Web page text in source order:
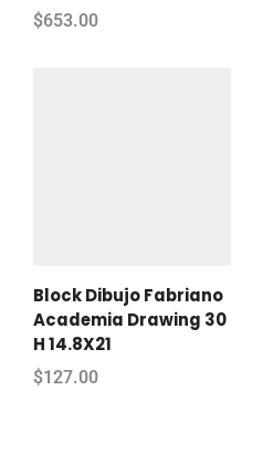
$653.00
Block Dibujo Fabriano
Academia Drawing 30
H 14.8X21
$127.00